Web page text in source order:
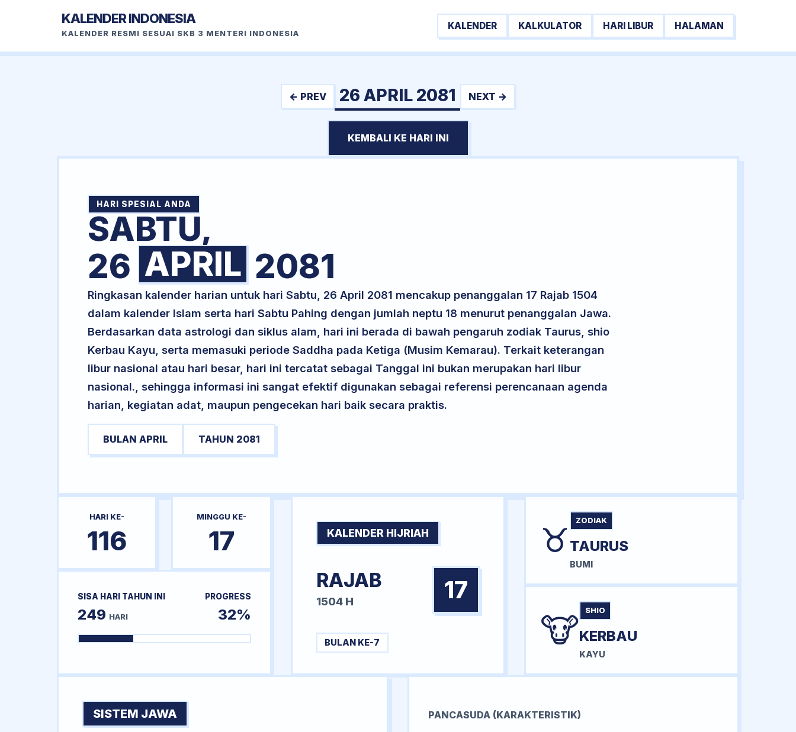
KALENDER INDONESIA
KALENDER RESMI SESUAI SKB 3 MENTERI INDONESIA
KALENDER KALKULATOR HARI LIBUR HALAMAN
← PREV 26 APRIL 2081 NEXT →
KEMBALI KE HARI INI
HARI SPESIAL ANDA
SABTU,
26 APRIL 2081
Ringkasan kalender harian untuk hari Sabtu, 26 April 2081 mencakup penanggalan 17 Rajab 1504
dalam kalender Islam serta hari Sabtu Pahing dengan jumlah neptu 18 menurut penanggalan Jawa.
Berdasarkan data astrologi dan siklus alam, hari ini berada di bawah pengaruh zodiak Taurus, shio
Kerbau Kayu, serta memasuki periode Saddha pada Ketiga (Musim Kemarau). Terkait keterangan
libur nasional atau hari besar, hari ini tercatat sebagai Tanggal ini bukan merupakan hari libur
nasional., sehingga informasi ini sangat efektif digunakan sebagai referensi perencanaan agenda
harian, kegiatan adat, maupun pengecekan hari baik secara praktis.
BULAN APRIL TAHUN 2081
HARI KE-
116
MINGGU KE-
17
SISA HARI TAHUN INI
249 HARI
PROGRESS
32%
KALENDER HIJRIAH
RAJAB
1504 H 17
BULAN KE-7
♉ ZODIAK
TAURUS
BUMI
🐮 SHIO
KERBAU
KAYU
SISTEM JAWA PANCASUDA (KARAKTERISTIK)